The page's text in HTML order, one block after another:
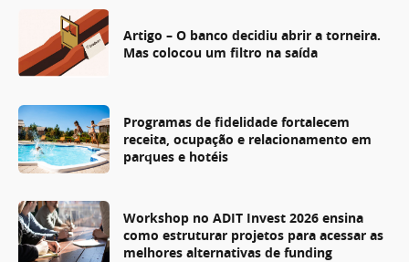
Artigo – O banco decidiu abrir a torneira.
Mas colocou um filtro na saída
Programas de fidelidade fortalecem
receita, ocupação e relacionamento em
parques e hotéis
Workshop no ADIT Invest 2026 ensina
como estruturar projetos para acessar as
melhores alternativas de funding